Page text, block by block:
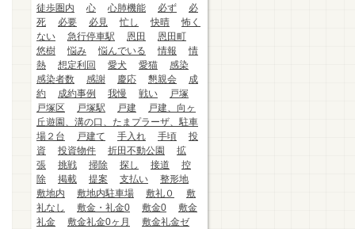
徒歩圏内
心 心肺機能 必ず
必
死
必要 必見 忙し 快晴
怖く
ない
急行停車駅 恩田
恩田町
悠樹
悩み 悩んでいる 情報
情
熱
想定利回 愛犬 愛猫
感染
感染者数
感謝 慶応 懇親会
成
約
成約事例 我慢 戦い
戸塚
戸塚区
戸塚駅 戸建
戸建、向ヶ
丘遊園、溝の口、たまプラーザ、駐車
場２台
戸建て 手入れ 手頃
投
資
投資物件 折田不動公園
拡
張
挑戦 掃除 探し 接道
控
除
掲載 提案 支払い
整形地
敷地内
敷地内駐車場 敷礼０
敷
礼なし
敷金・礼金0 敷金0
敷金
礼金
敷金礼金0ヶ月
敷金礼金ゼ